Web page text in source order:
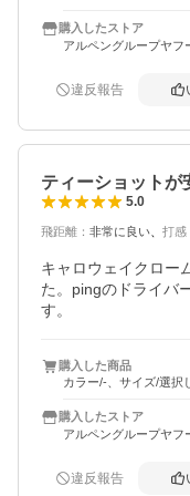
購入したストア
アルペングループヤフ
違反報告
ティーショットが
5.0
飛距離 ： 非常に良い 打感
キャロウェイクロー
た。pingのドライバ
す。
購入した商品
カラー/-、サイズ/選択
購入したストア
アルペングループヤフ
違反報告